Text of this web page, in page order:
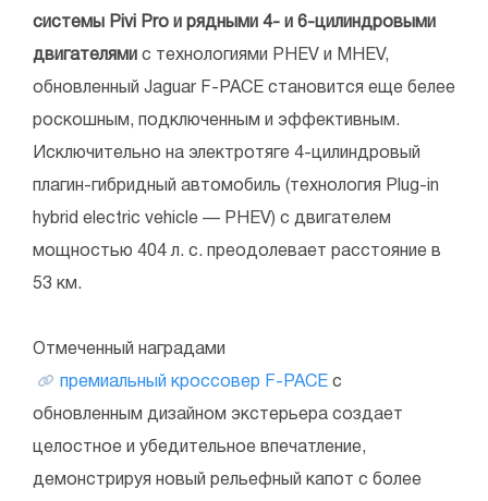
системы Pivi Pro и рядными 4- и 6-цилиндровыми
двигателями с технологиями PHEV и MHEV,
обновленный Jaguar F-PACE становится еще белее
роскошным, подключенным и эффективным.
Исключительно на электротяге 4-цилиндровый
плагин-гибридный автомобиль (технология Plug-in
hybrid electric vehicle — PHEV) с двигателем
мощностью 404 л. с. преодолевает расстояние в
53 км.
Отмеченный наградами
премиальный кроссовер F-PACE с
обновленным дизайном экстерьера создает
целостное и убедительное впечатление,
демонстрируя новый рельефный капот с более